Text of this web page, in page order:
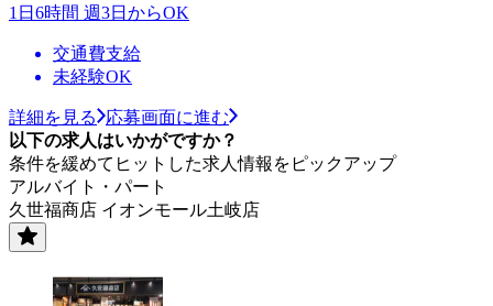
1日6時間 週3日からOK
交通費支給
未経験OK
詳細を見る
応募画面に進む
以下の求人はいかがですか？
条件を緩めてヒットした求人情報をピックアップ
アルバイト・パート
久世福商店 イオンモール土岐店